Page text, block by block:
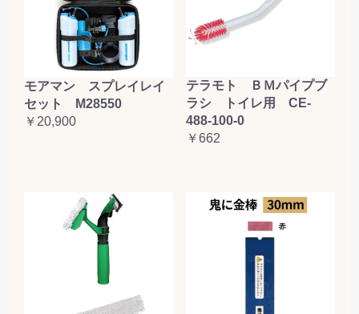
モアマン スプレイレイ
セット M28550
￥20,900
テラモト ＢＭパイプブ
ラシ トイレ用 CE-
488-100-0
￥662